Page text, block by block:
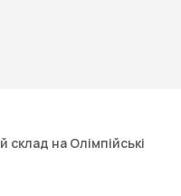
на Олімпійські